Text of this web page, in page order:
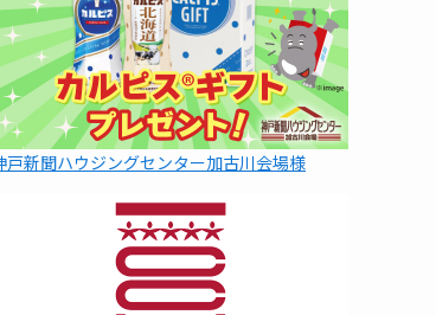
戸新聞ハウジングセンター加古川会場様